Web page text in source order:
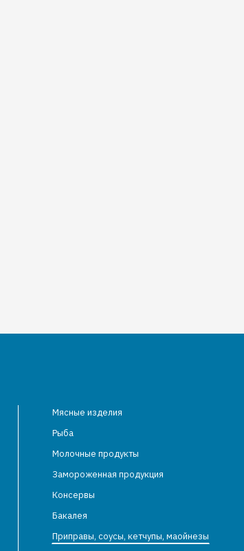
Мясные изделия
Рыба
Молочные продукты
Замороженная продукция
Консервы
Бакалея
Приправы, соусы, кетчупы, маойнезы